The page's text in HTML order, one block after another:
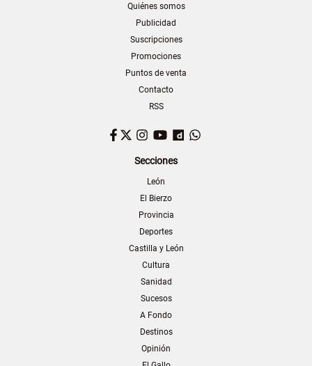
Quiénes somos
Publicidad
Suscripciones
Promociones
Puntos de venta
Contacto
RSS
Facebook
TwitterInstagram
YouTubeDailymotion
Secciones
León
El Bierzo
Provincia
Deportes
Castilla y León
Cultura
Sanidad
Sucesos
A Fondo
Destinos
Opinión